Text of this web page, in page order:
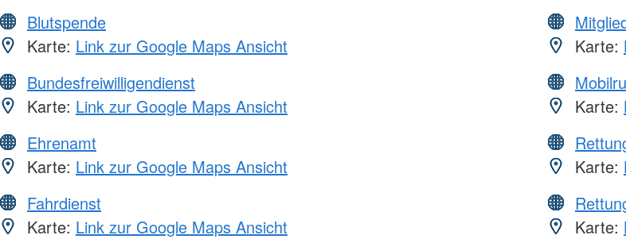
Blutspende
Karte: Link zur Google Maps Ansicht
Bundesfreiwilligendienst
Karte: Link zur Google Maps Ansicht
Ehrenamt
Karte: Link zur Google Maps Ansicht
Fahrdienst
Karte: Link zur Google Maps Ansicht
Karte:
Karte:
Karte:
Karte: